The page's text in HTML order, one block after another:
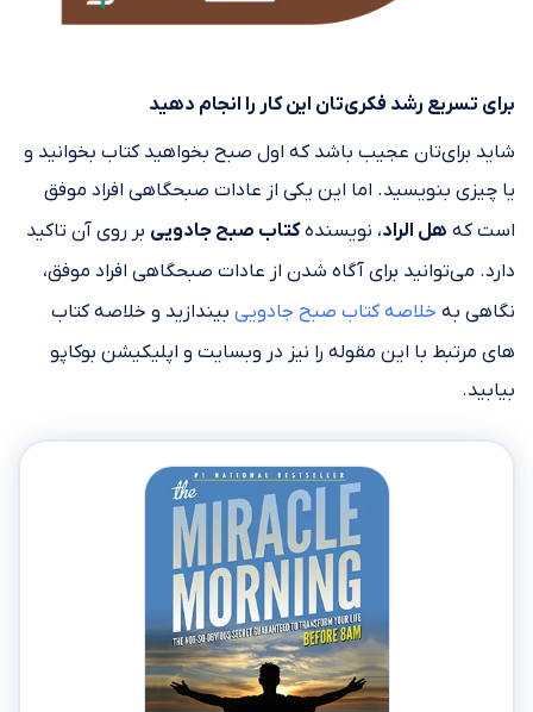
برای تسریع رشد فکری‌تان این کار را انجام دهید
شاید برای‌تان عجیب باشد که اول صبح بخواهید کتاب بخوانید و
یا چیزی بنویسید. اما این یکی از عادات صبحگاهی افراد موفق
است که هل الراد، نویسندهکتاب صبح جادویی‌ بر روی آن تاکید
دارد. می‌توانید برای آگاه شدن از عادات صبحگاهی افراد موفق،
نگاهی به خلاصه کتاب صبح جادویی بیندازید و خلاصه کتاب
های مرتبط با این مقوله را نیز در وبسایت و اپلیکیشن بوکاپو
بیابید.